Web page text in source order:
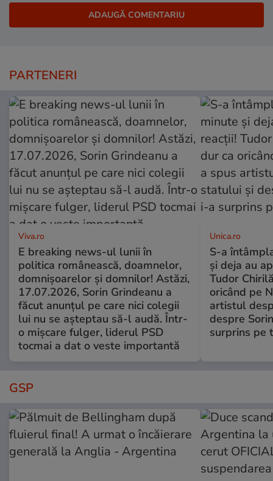
PARTENERI
Viva.ro
E breaking news-ul lunii în
politica românească, doamnelor,
domnișoarelor și domnilor! Astăzi,
17.07.2026, Sorin Grindeanu a
făcut anunțul pe care nici colegii
lui nu se așteptau să-l audă. Într-
o mișcare fulger, liderul PSD
tocmai a dat o veste importantă
Unica.ro
S-a
și deja au
Tudor
oricând pe
artistul
despre
surprins pe
GSP